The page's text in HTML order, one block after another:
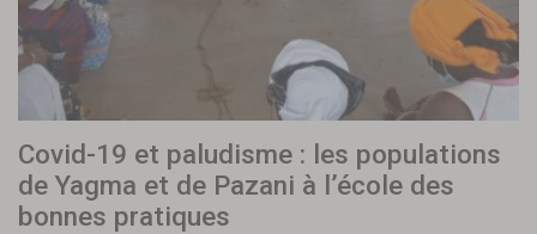
Covid-19 et paludisme : les populations
de Yagma et de Pazani à l’école des
bonnes pratiques